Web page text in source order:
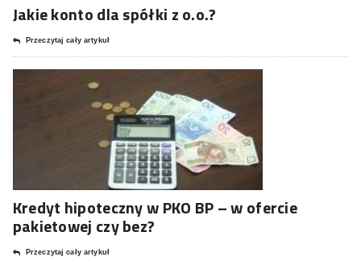
Jakie konto dla spółki z o.o.?
Przeczytaj cały artykuł
Kredyt hipoteczny w PKO BP – w ofercie
pakietowej czy bez?
Przeczytaj cały artykuł